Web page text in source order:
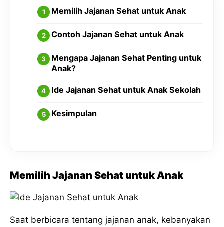
Memilih Jajanan Sehat untuk Anak
Contoh Jajanan Sehat untuk Anak
Mengapa Jajanan Sehat Penting untuk
Anak?
Ide Jajanan Sehat untuk Anak Sekolah
Kesimpulan
Memilih Jajanan Sehat untuk Anak
Saat berbicara tentang jajanan anak, kebanyakan